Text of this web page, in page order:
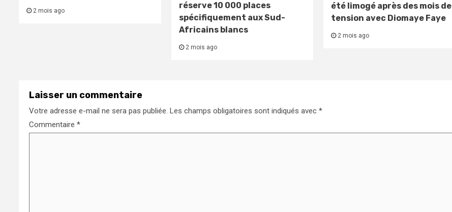
2 mois ago
réserve 10 000 places
spécifiquement aux Sud-
Africains blancs
2 mois ago
été limogé après des mois de
tension avec Diomaye Faye
2 mois ago
Laisser un commentaire
Votre adresse e-mail ne sera pas publiée. Les champs obligatoires sont indiqués avec *
Commentaire *